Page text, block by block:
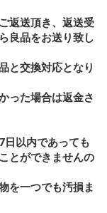
返送頂き、返送受
良品をお送り致し
と交換対応となり
った場合は返金さ
日以内であっても
とができませんの
を一つでも汚損ま